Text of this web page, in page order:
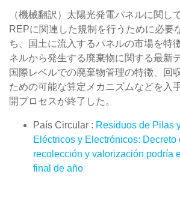
（機械翻訳）太陽光発電パネルに関し
REPに関連した規制を行うために必要
ち、国土に流入するパネルの市場を特
ネルから発生する廃棄物に関する最新
国際レベルでの廃棄物管理の特徴、回
ための可能な算定メカニズムなどを入
開プロセスが終了した。
País Circular : Residuos de Pilas
Eléctricos y Electrónicos: Decreto
recolección y valorización podría
final de año